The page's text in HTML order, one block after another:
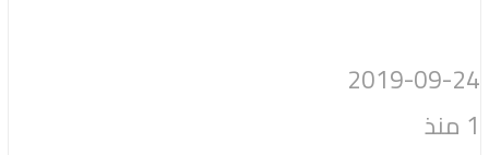
2019-09-24
1 منذ